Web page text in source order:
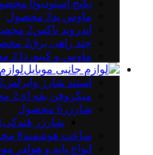
پکیج استودیو0
ماوس پد3 محصول
اندروید باکس2
چند راهی برق2
ماوس و کیبورد23
استند شارژ وایرلس
میکروفن یقه ای2
شارژر 6 محصول
شارژر فندکی
ساعت هوشمند8
انواع پایه و هولدر